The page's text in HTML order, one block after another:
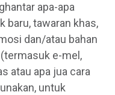
apa-apa
baru, tawaran khas,
dan/atau bahan
e-mel,
atau apa jua cara
untuk